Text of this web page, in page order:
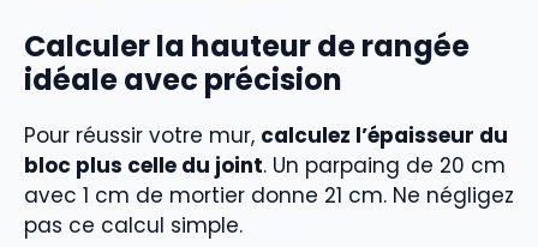
Calculer la hauteur de rangée
idéale avec précision
Pour réussir votre mur, calculez l’épaisseur du
bloc plus celle du joint. Un parpaing de 20 cm
avec 1 cm de mortier donne 21 cm. Ne négligez
pas ce calcul simple.